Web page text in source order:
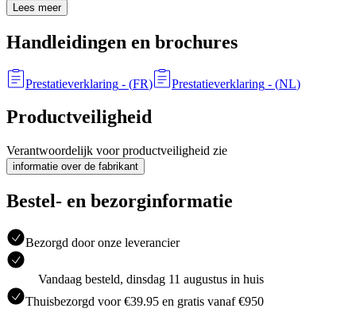
Lees meer
Handleidingen en brochures
Prestatieverklaring - (FR) Prestatieverklaring - (NL)
Productveiligheid
Verantwoordelijk voor productveiligheid zie
informatie over de fabrikant
Bestel- en bezorginformatie
Bezorgd door onze leverancier
Vandaag besteld, dinsdag 11 augustus in huis
Thuisbezorgd voor €39.95 en gratis vanaf €950